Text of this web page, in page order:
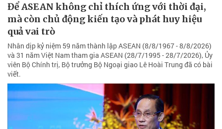
Để ASEAN không chỉ thích ứng với thời đại,
mà còn chủ động kiến tạo và phát huy hiệu
quả vai trò
Nhân dịp kỷ niệm 59 năm thành lập ASEAN (8/8/1967 - 8/8/2026)
và 31 năm Việt Nam tham gia ASEAN (28/7/1995 - 28/7/2026), Ủy
viên Bộ Chính trị, Bộ trưởng Bộ Ngoại giao Lê Hoài Trung đã có bài
viết.